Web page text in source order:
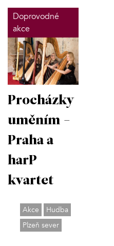
Doprovodné
akce
Procházky
uměním -
Praha a
harP
kvartet
Akce
Hudba
Plzeň sever